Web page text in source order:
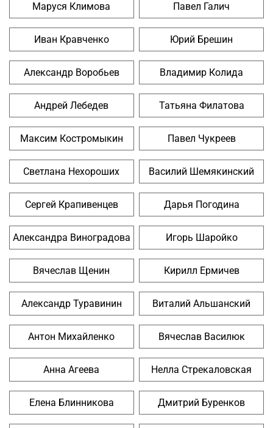
Маруся Климова Павел Галич
Иван Кравченко Юрий Брешин
Александр Воробьев Владимир Колида
Андрей Лебедев Татьяна Филатова
Максим Костромыкин Павел Чукреев
Светлана Нехороших Василий Шемякинский
Сергей Крапивенцев Дарья Погодина
Александра Виноградова Игорь Шаройко
Вячеслав Щенин Кирилл Ермичев
Александр Туравинин Виталий Альшанский
Антон Михайленко Вячеслав Василюк
Анна Агеева Нелла Стрекаловская
Елена Блинникова Дмитрий Буренков